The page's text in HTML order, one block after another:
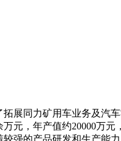
展同力矿用车业务及汽
元，年产值约20000万
强的产品研发和生产能力